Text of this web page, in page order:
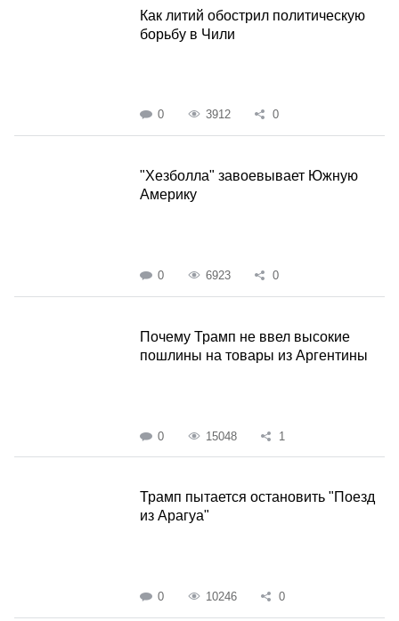
Как литий обострил политическую
борьбу в Чили
0 3912 0
"Хезболла" завоевывает Южную
Америку
0 6923 0
Почему Трамп не ввел высокие
пошлины на товары из Аргентины
0 15048 1
Трамп пытается остановить "Поезд
из Арагуа"
0 10246 0